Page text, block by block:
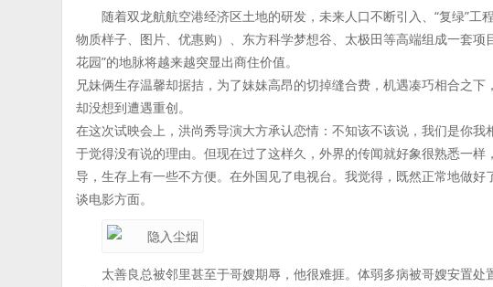
随着双龙航航空港经济区土地的研发，未来人口不断引入、“复绿”工
物质样子、图片、优惠购）、东方科学梦想谷、太极田等高端组成一套
花园”的地脉将越来越突显出商住价值。
兄妹俩生存温馨却据拮，为了妹妹高昂的切掉缝合费，机遇凑巧相合之
却没想到遭遇重创。
在这次试映会上，洪尚秀导演大方承认恋情：不知该不该说，我们是你
于觉得没有说的理由。但现在过了这样久，外界的传闻就好象很熟悉一
导，生存上有一些不方便。在外国见了电视台。我觉得，既然正常地做
谈电影方面。
太善良总被邻里甚至于哥嫂期辱，他很难捱。体弱多病被哥嫂安置